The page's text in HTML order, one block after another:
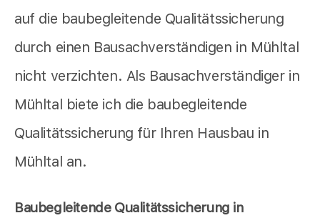
auf die baubegleitende Qualitätssicherung
durch einen Bausachverständigen in Mühltal
nicht verzichten. Als Bausachverständiger in
Mühltal biete ich die baubegleitende
Qualitätssicherung für Ihren Hausbau in
Mühltal an.
Baubegleitende Qualitätssicherung in